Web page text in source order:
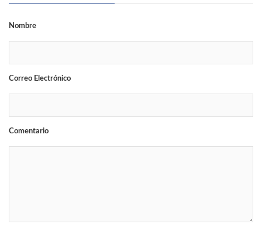
Nombre
Correo Electrónico
Comentario